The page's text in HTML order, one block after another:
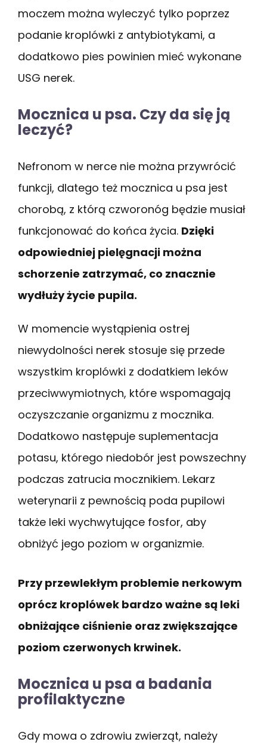
moczem można wyleczyć tylko poprzez
podanie kroplówki z antybiotykami, a
dodatkowo pies powinien mieć wykonane
USG nerek.
Mocznica u psa. Czy da się ją
leczyć?
Nefronom w nerce nie można przywrócić
funkcji, dlatego też mocznica u psa jest
chorobą, z którą czworonóg będzie musiał
funkcjonować do końca życia. Dzięki
odpowiedniej pielęgnacji można
schorzenie zatrzymać, co znacznie
wydłuży życie pupila.
W momencie wystąpienia ostrej
niewydolności nerek stosuje się przede
wszystkim kroplówki z dodatkiem leków
przeciwwymiotnych, które wspomagają
oczyszczanie organizmu z mocznika.
Dodatkowo następuje suplementacja
potasu, którego niedobór jest powszechny
podczas zatrucia mocznikiem. Lekarz
weterynarii z pewnością poda pupilowi
także leki wychwytujące fosfor, aby
obniżyć jego poziom w organizmie.
Przy przewlekłym problemie nerkowym
oprócz kroplówek bardzo ważne są leki
obniżające ciśnienie oraz zwiększające
poziom czerwonych krwinek.
Mocznica u psa a badania
profilaktyczne
Gdy mowa o zdrowiu zwierząt, należy